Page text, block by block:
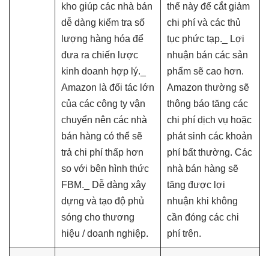
kho giúp các nhà bán
dễ dàng kiểm tra số
lượng hàng hóa để
đưa ra chiến lược
kinh doanh hợp lý._
Amazon là đối tác lớn
của các công ty vận
chuyển nên các nhà
bán hàng có thể sẽ
trả chi phí thấp hơn
so với bên hình thức
FBM._ Dễ dàng xây
dựng và tạo độ phủ
sóng cho thương
hiệu / doanh nghiệp.
thế này để cắt giảm
chi phí và các thủ
tục phức tạp._ Lợi
nhuận bán các sản
phẩm sẽ cao hơn.
Amazon thường sẽ
thông báo tăng các
chi phí dịch vụ hoặc
phát sinh các khoản
phí bất thường. Các
nhà bán hàng sẽ
tăng được lợi
nhuận khi không
cần đóng các chi
phí trên.